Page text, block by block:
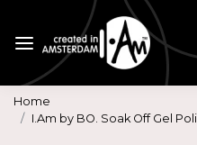
Home
I.Am by BO. Soak Off Gel